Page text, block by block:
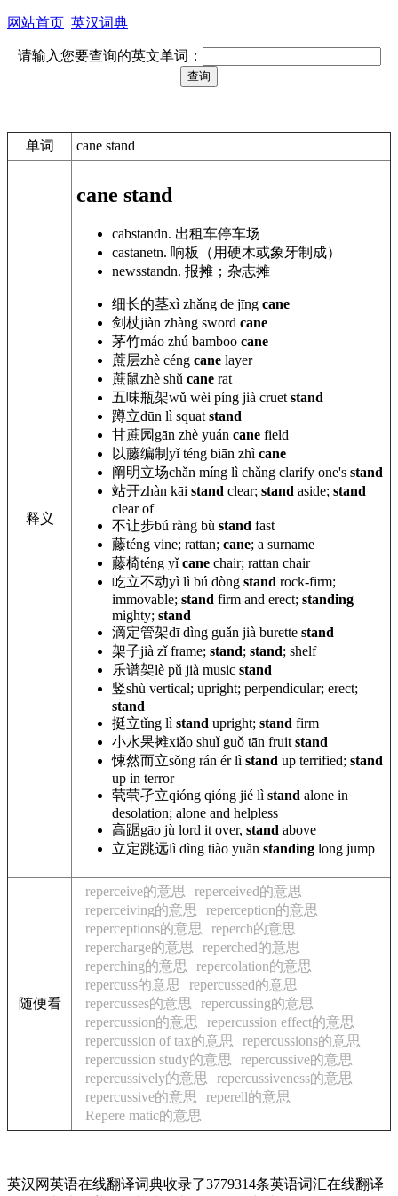
网站首页 英汉词典
请输入您要查询的英文单词：
单词 cane stand
释义
cane stand
cabstandn. 出租车停车场
castanetn. 响板（用硬木或象牙制成）
newsstandn. 报摊；杂志摊
细长的茎xì zhǎng de jīng cane
剑杖jiàn zhàng sword cane
茅竹máo zhú bamboo cane
蔗层zhè céng cane layer
蔗鼠zhè shǔ cane rat
五味瓶架wǔ wèi píng jià cruet stand
蹲立dūn lì squat stand
甘蔗园 gān zhè yuán cane field
以藤编制 yǐ téng biān zhì cane
阐明立场chǎn míng lì chǎng clarify one's stand
站开zhàn kāi stand clear; stand aside; stand
clear of
不让步bú ràng bù stand fast
藤téng vine; rattan; cane; a surname
藤椅téng yǐcane chair; rattan chair
屹立不动yì lì bú dòng stand rock-firm;
immovable; stand firm and erect; standing
mighty; stand
滴定管架dī dìng guǎn jià burette stand
架子jià zǐ frame; stand; stand; shelf
乐谱架lè pǔ jià music stand
竖shù vertical; upright; perpendicular; erect;
stand
挺立tǐng lì stand upright; stand firm
小水果摊xiǎo shuǐ guǒ tān fruit stand
悚然而立sǒng rán ér lì stand up terrified; stand
up in terror
茕茕孑立qióng qióng jié lì stand alone in
desolation; alone and helpless
高踞gāo jù lord it over, stand above
立定跳远lì dìng tiào yuǎn standing long jump
随便看
reperceive的意思
reperceived的意思
reperceiving的意思
reperception的意思
reperceptions的意思
reperch的意思
repercharge的意思
reperched的意思
reperching的意思
repercolation的意思
repercuss的意思
repercussed的意思
repercusses的意思
repercussing的意思
repercussion的意思
repercussion effect的意思
repercussion of tax的意思
repercussions的意思
repercussion study的意思
repercussive的意思
repercussively的意思
repercussiveness的意思
repercussive的意思
reperell的意思
Repere matic的意思
英汉网英语在线翻译词典收录了3779314条英语词汇在线翻译